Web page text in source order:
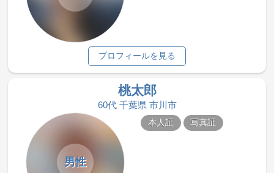
プロフィールを見る
桃太郎
60代 千葉県 市川市
男性
本人証 写真証